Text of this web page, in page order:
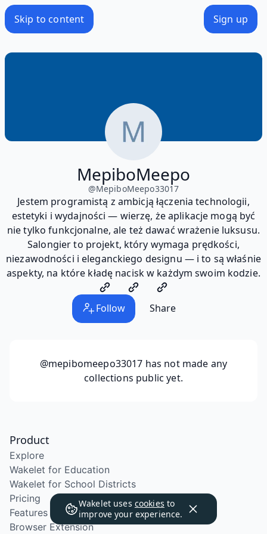
Skip to content Sign up
MepiboMeepo
@MepiboMeepo33017
Jestem programistą z ambicją łączenia technologii,
estetyki i wydajności — wierzę, że aplikacje mogą być
nie tylko funkcjonalne, ale też dawać wrażenie luksusu.
Salongier to projekt, który wymaga prędkości,
niezawodności i eleganckiego designu — i to są właśnie
aspekty, na które kładę nacisk w każdym swoim kodzie.
Follow Share
@mepibomeepo33017 has not made any
collections public yet.
Wakelet uses cookies to
improve your experience.
Product
Explore
Wakelet for Education
Wakelet for School Districts
Pricing
Features
Browser Extension